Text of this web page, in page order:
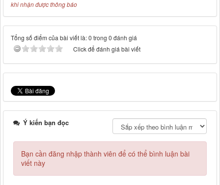
khi nhận được thông báo
Tổng số điểm của bài viết là: 0 trong 0 đánh giá
Click để đánh giá bài viết
Ý kiến bạn đọc
Bạn cần đăng nhập thành viên để có thể bình luận bài
viết này